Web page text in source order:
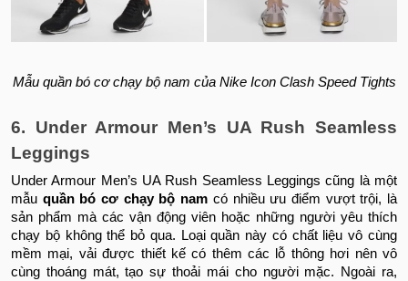
Mẫu quần bó cơ chạy bộ nam của Nike Icon Clash Speed Tights
6. Under Armour Men’s UA Rush Seamless
Leggings
Under Armour Men’s UA Rush Seamless Leggings cũng là một
mẫu quần bó cơ chạy bộ nam có nhiều ưu điểm vượt trội, là
sản phẩm mà các vận động viên hoặc những người yêu thích
chạy bộ không thể bỏ qua. Loại quần này có chất liệu vô cùng
mềm mại, vải được thiết kế có thêm các lỗ thông hơi nên vô
cùng thoáng mát, tạo sự thoải mái cho người mặc. Ngoài ra,